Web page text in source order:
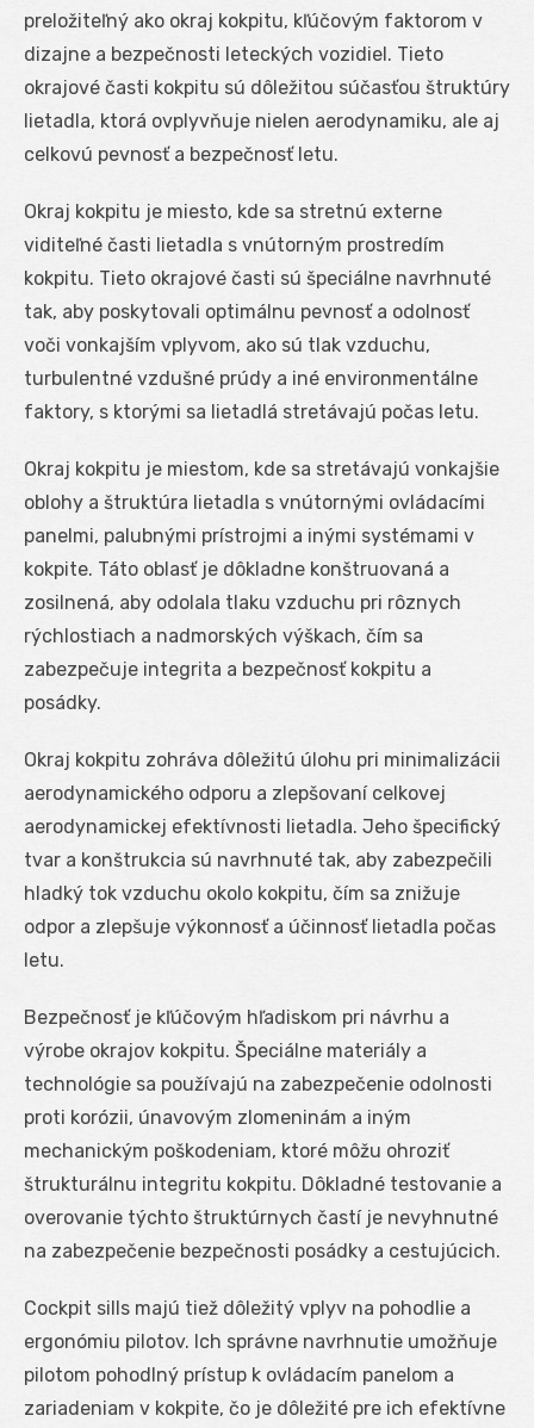
preložiteľný ako okraj kokpitu, kľúčovým faktorom v
dizajne a bezpečnosti leteckých vozidiel. Tieto
okrajové časti kokpitu sú dôležitou súčasťou štruktúry
lietadla, ktorá ovplyvňuje nielen aerodynamiku, ale aj
celkovú pevnosť a bezpečnosť letu.
Okraj kokpitu je miesto, kde sa stretnú externe
viditeľné časti lietadla s vnútorným prostredím
kokpitu. Tieto okrajové časti sú špeciálne navrhnuté
tak, aby poskytovali optimálnu pevnosť a odolnosť
voči vonkajším vplyvom, ako sú tlak vzduchu,
turbulentné vzdušné prúdy a iné environmentálne
faktory, s ktorými sa lietadlá stretávajú počas letu.
Okraj kokpitu je miestom, kde sa stretávajú vonkajšie
oblohy a štruktúra lietadla s vnútornými ovládacími
panelmi, palubnými prístrojmi a inými systémami v
kokpite. Táto oblasť je dôkladne konštruovaná a
zosilnená, aby odolala tlaku vzduchu pri rôznych
rýchlostiach a nadmorských výškach, čím sa
zabezpečuje integrita a bezpečnosť kokpitu a
posádky.
Okraj kokpitu zohráva dôležitú úlohu pri minimalizácii
aerodynamického odporu a zlepšovaní celkovej
aerodynamickej efektívnosti lietadla. Jeho špecifický
tvar a konštrukcia sú navrhnuté tak, aby zabezpečili
hladký tok vzduchu okolo kokpitu, čím sa znižuje
odpor a zlepšuje výkonnosť a účinnosť lietadla počas
letu.
Bezpečnosť je kľúčovým hľadiskom pri návrhu a
výrobe okrajov kokpitu. Špeciálne materiály a
technológie sa používajú na zabezpečenie odolnosti
proti korózii, únavovým zlomeninám a iným
mechanickým poškodeniam, ktoré môžu ohroziť
štrukturálnu integritu kokpitu. Dôkladné testovanie a
overovanie týchto štruktúrnych častí je nevyhnutné
na zabezpečenie bezpečnosti posádky a cestujúcich.
Cockpit sills majú tiež dôležitý vplyv na pohodlie a
ergonómiu pilotov. Ich správne navrhnutie umožňuje
pilotom pohodlný prístup k ovládacím panelom a
zariadeniam v kokpite, čo je dôležité pre ich efektívne